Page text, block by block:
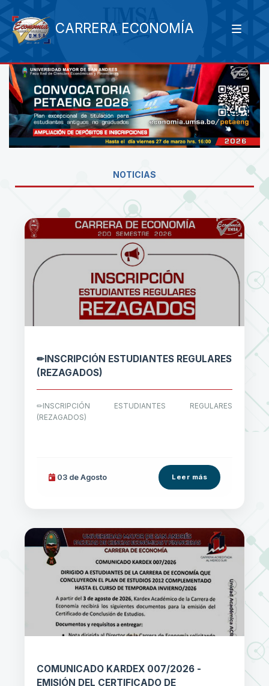
CARRERA ECONOMÍA
NOTICIAS
✏INSCRIPCIÓN ESTUDIANTES REGULARES
(REZAGADOS)
✏INSCRIPCIÓN ESTUDIANTES REGULARES
(REZAGADOS)
03 de Agosto Leer más
COMUNICADO KARDEX 007/2026 -
EMISIÓN DEL CERTIFICADO DE